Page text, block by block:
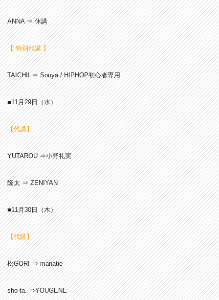
ANNA ⇒ 休講
【 特別代講 】
TAICHII ⇒ Souya / HIPHOP初心者専用
■11月29日（水）
【代講】
YUTAROU ⇒小野礼実
隆太 ⇒ ZENIYAN
■11月30日（木）
【代講】
松GORI ⇒ manatie
sho-ta. ⇒YOUGENE